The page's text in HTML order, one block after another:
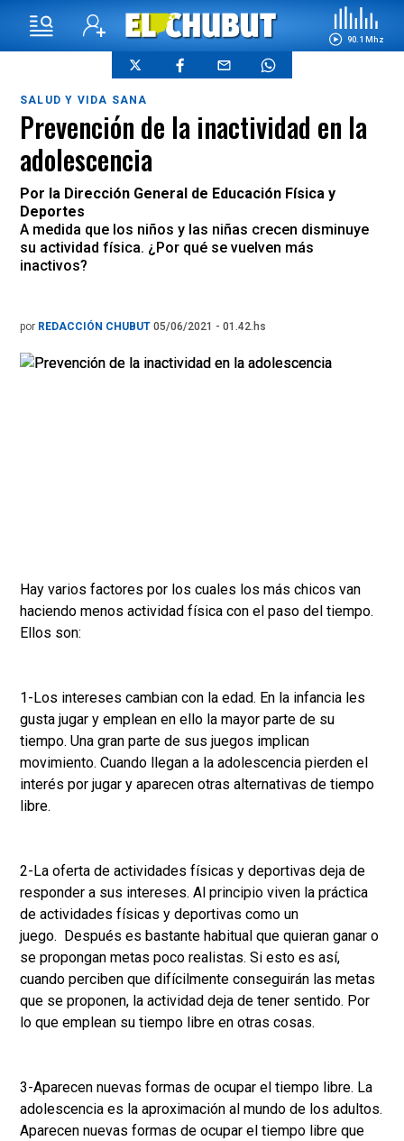
90.1 Mhz
SALUD Y VIDA SANA
Prevención de la inactividad en la
adolescencia
Por la Dirección General de Educación Física y
Deportes
A medida que los niños y las niñas crecen disminuye
su actividad física. ¿Por qué se vuelven más
inactivos?
por REDACCIÓN CHUBUT 05/06/2021 - 01.42.hs
Hay varios factores por los cuales los más chicos van
haciendo menos actividad física con el paso del tiempo.
Ellos son:
1-Los intereses cambian con la edad. En la infancia les
gusta jugar y emplean en ello la mayor parte de su
tiempo. Una gran parte de sus juegos implican
movimiento. Cuando llegan a la adolescencia pierden el
interés por jugar y aparecen otras alternativas de tiempo
libre.
2-La oferta de actividades físicas y deportivas deja de
responder a sus intereses. Al principio viven la práctica
de actividades físicas y deportivas como un
juego. Después es bastante habitual que quieran ganar o
se propongan metas poco realistas. Si esto es así,
cuando perciben que difícilmente conseguirán las metas
que se proponen, la actividad deja de tener sentido. Por
lo que emplean su tiempo libre en otras cosas.
3-Aparecen nuevas formas de ocupar el tiempo libre. La
adolescencia es la aproximación al mundo de los adultos.
Aparecen nuevas formas de ocupar el tiempo libre que